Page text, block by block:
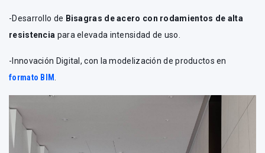
-Desarrollo de Bisagras de acero con rodamientos de alta
resistencia para elevada intensidad de uso.
-Innovación Digital, con la modelización de productos en
formato BIM.